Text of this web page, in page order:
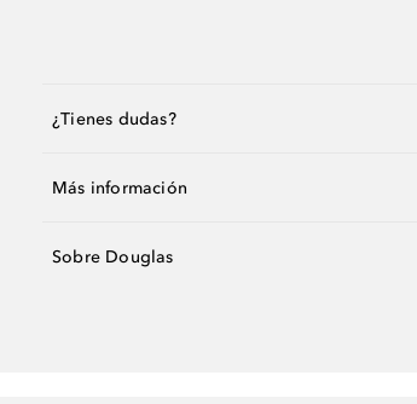
¿Tienes dudas?
Más información
Sobre Douglas